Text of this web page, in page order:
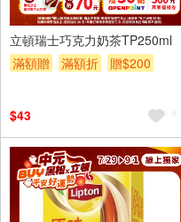
6入
立頓瑞士巧克力奶茶TP250ml
滿額贈
滿額折 贈$200
$43